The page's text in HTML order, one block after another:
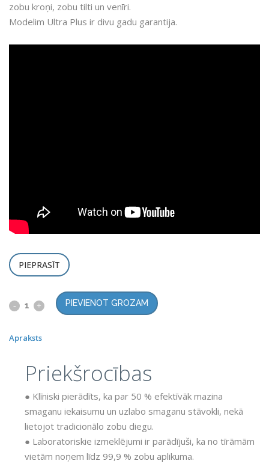
zobu kroņi, zobu tilti un venīri.
Modelim Ultra Plus ir divu gadu garantija.
PIEPRASĪT
PIEVIENOT GROZAM
Apraksts
Priekšrocības
● Klīniski pierādīts, ka par 50 % efektīvāk mazina
smaganu iekaisumu un uzlabo smaganu stāvokli, nekā
lietojot tradicionālo zobu diegu.
● Laboratoriskie izmeklējumi ir parādījuši, ka no tīrāmām
vietām noņem līdz 99,9 % zobu aplikuma.